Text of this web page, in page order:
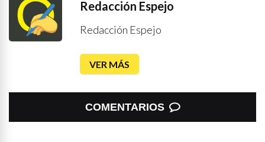
Redacción Espejo
Redacción Espejo
VER MÁS
COMENTARIOS